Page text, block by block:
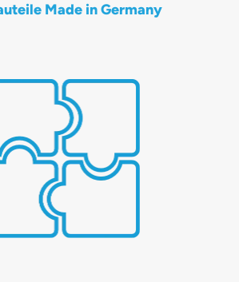
Made in Germany